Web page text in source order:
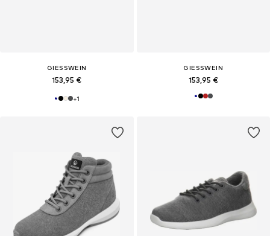
GIESSWEIN
153,95 €
+1
GIESSWEIN
153,95 €